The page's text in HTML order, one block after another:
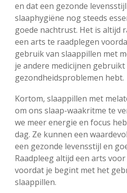
en dat een gezonde
slaaphygiëne nog steeds
goede nachtrust. Het is altijd
een arts te raadplegen
gebruik van slaappillen met
je andere medicijnen
gezondheidsproblemen hebt.
Kortom, slaappillen met
om ons slaap-waakritme te
we meer energie en focus
dag. Ze kunnen een
een gezonde levensstijl en
Raadpleeg altijd een arts
voordat je begint met het
slaappillen.